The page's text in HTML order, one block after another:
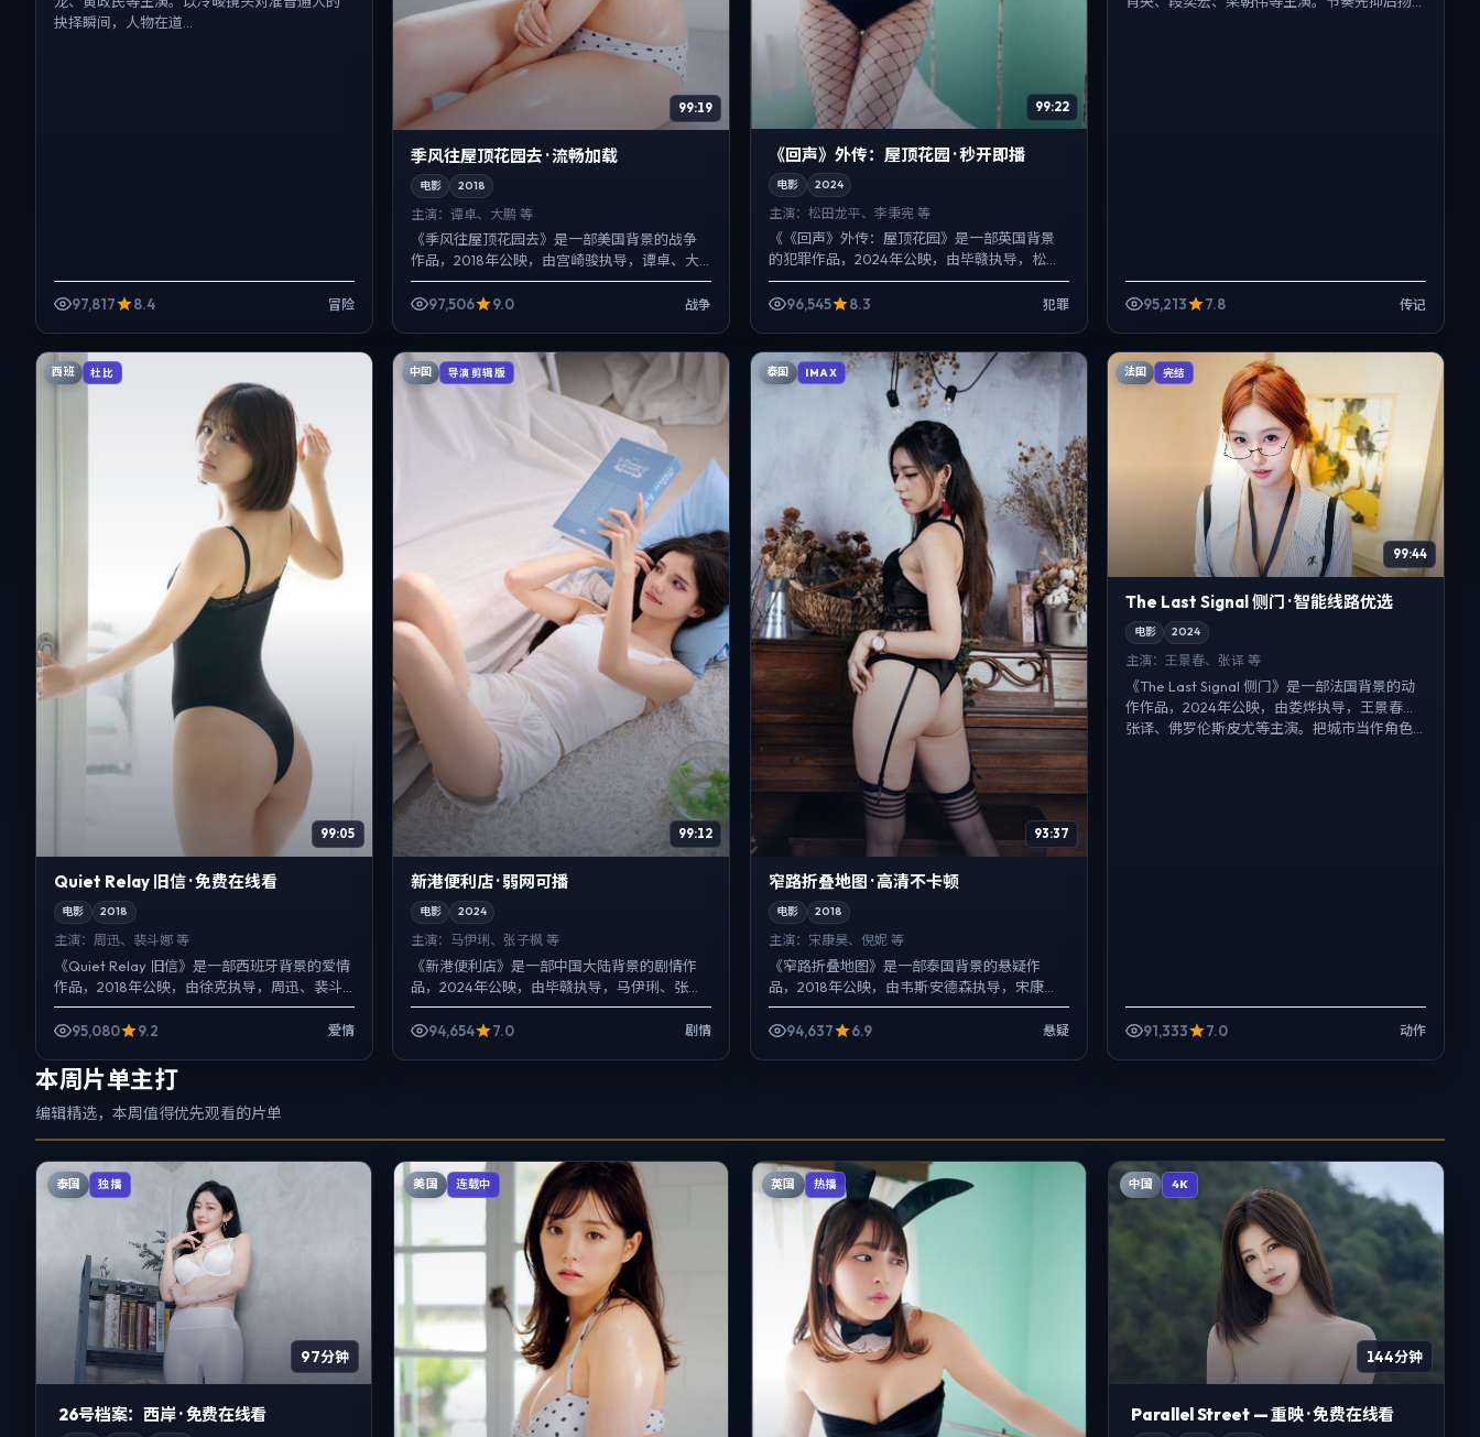
抉择瞬间，人物在道...
97,817 8.4 冒险
99:19
季风往屋顶花园去 · 流畅加载
电影 2018
主演：谭卓、大鹏 等
《季风往屋顶花园去》是一部美国背景的战争
作品，2018年公映，由宫崎骏执导，谭卓、大
鹏、周迅等主演。以冷峻镜头对准普通人的抉
择瞬间，一场意外成为...
97,506 9.0 战争
99:22
《回声》外传：屋顶花园 · 秒开即播
电影 2024
主演： 松田龙平、李秉宪 等
《《回声》外传：屋顶花园》是一部英国背景
的犯罪作品，2024年公映，由毕赣执导，松田
龙平、李秉宪、裴斗娜等主演。用双线叙事把
过去与现在拧成一股绳...
96,545 8.3 犯罪 95,213 7.8 传记
西班 杜比
99:05
Quiet Relay 旧信 · 免费在线看
电影 2018
主演： 周迅、裴斗娜 等
《Quiet Relay 旧信》是一部西班牙背景的爱情
作品，2018年公映，由徐克执导，周迅、裴斗
娜、刘亦菲等主演。影像偏纪实质感，手持与
固定机...
95,080 9.2 爱情
中国 导演剪辑版
99:12
新港便利店 · 弱网可播
电影 2024
主演： 马伊琍、张子枫 等
《新港便利店》是一部中国大陆背景的剧情作
品，2024年公映，由毕赣执导，马伊琍、张子
枫、刘亦菲等主演。强调群像而非单一英雄，
配角线条同样完整，悬...
94,654 7.0 剧情
泰国 IMAX
93:37
窄路折叠地图 · 高清不卡顿
电影 2018
主演： 宋康昊、倪妮 等
《窄路折叠地图》是一部泰国背景的悬疑作
品，2018年公映，由韦斯·安德森执导，宋康
昊、倪妮、雷佳音等主演。影像偏纪实质感，
手持与固定机位交替出现...
94,637 6.9 悬疑
法国 完结
99:44
The Last Signal 侧门 · 智能线路优选
电影 2024
主演： 王景春、张译 等
《The Last Signal 侧门》是一部法国背景的动
作作品，2024年公映，由娄烨执导，王景春、
张译、佛罗伦斯·皮尤等主演。把城市当作角色...
91,333 7.0 动作
本周片单主打
编辑精选，本周值得优先观看的片单
泰国 独播
97分钟
26号档案：西岸 · 免费在线看
美国 连载中 英国 热播 中国 4K
144分钟
Parallel Street — 重映 · 免费在线看